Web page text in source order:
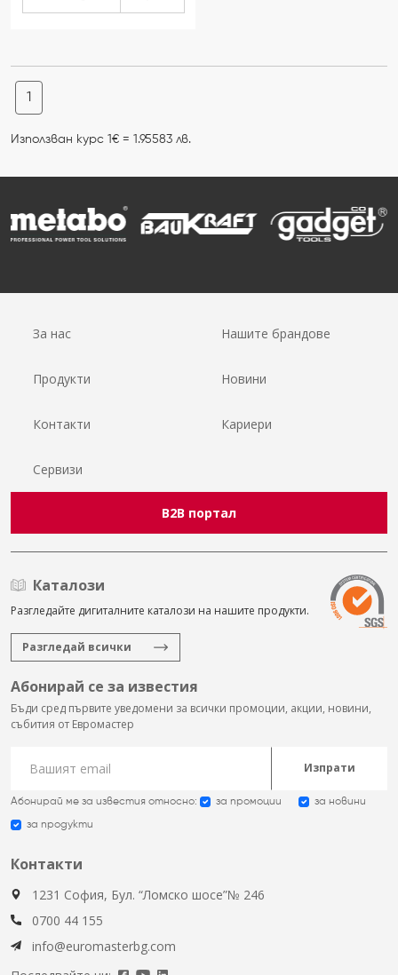
1
Използван курс 1€ = 1.95583 лв.
За нас Нашите брандове
Продукти Новини
Контакти Кариери
Сервизи
B2B портал
Каталози
Разгледайте дигиталните каталози на нашите продукти.
Разгледай всички
Абонирай се за известия
Бъди сред първите уведомени за всички промоции, акции, новини,
събития от Евромастер
Изпрати
Абонирай ме за известия относно: за промоции за новини
за продукти
Контакти
1231 София, Бул. “Ломско шосе”№ 246
0700 44 155
info@euromasterbg.com